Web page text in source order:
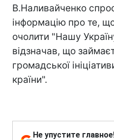
В.Наливайченко
інформацію про те,
очолити "Нашу
відзначав, що
громадської
країни".
Не упустите